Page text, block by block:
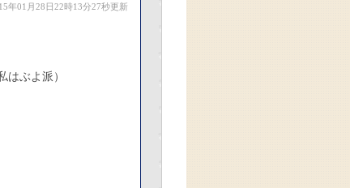
年01月28日22時13分27秒更新
ぶよ派）